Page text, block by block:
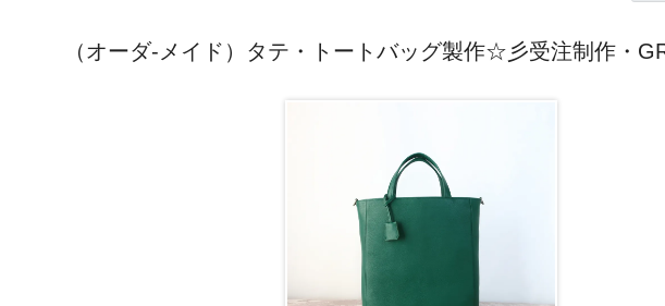
（オーダ-メイド）タテ・トートバッグ製作☆彡受注制作・